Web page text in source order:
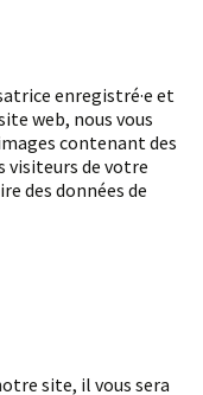
web, nous vous
contenant des
visiteurs de votre
des données de